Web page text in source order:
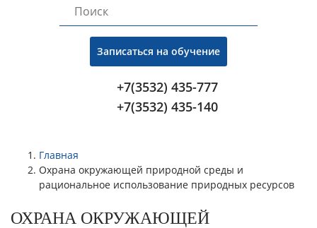
Записаться на обучение
+7(3532) 435-777
+7(3532) 435-140
Главная
Охрана окружающей природной среды и
рациональное использование природных ресурсов
ОХРАНА ОКРУЖАЮЩЕЙ